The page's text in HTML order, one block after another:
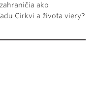
ako
Cirkvi a života viery?